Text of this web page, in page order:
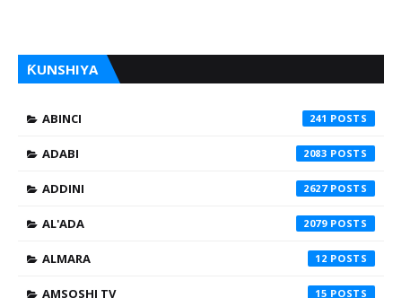
ƘUNSHIYA
ABINCI 241
ADABI 2083
ADDINI 2627
AL'ADA 2079
ALMARA 12
AMSOSHI TV 15